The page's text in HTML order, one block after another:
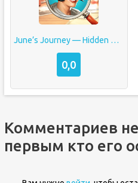
June’s Journey — Hidden Object
0,0
Комментариев
первым кто его